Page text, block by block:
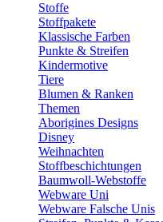
Stoffe
Stoffpakete
Klassische Farben
Punkte & Streifen
Kindermotive
Tiere
Blumen & Ranken
Themen
Aborigines Designs
Disney
Weihnachten
Stoffbeschichtungen
Baumwoll-Webstoffe
Webware Uni
Webware Falsche Unis